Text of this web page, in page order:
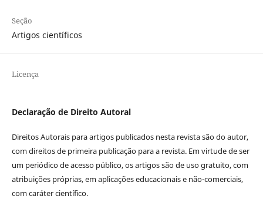
Seção
Artigos científicos
Licença
Declaração de Direito Autoral
Direitos Autorais para artigos publicados nesta revista são do autor,
com direitos de primeira publicação para a revista. Em virtude de ser
um periódico de acesso público, os artigos são de uso gratuito, com
atribuições próprias, em aplicações educacionais e não-comerciais,
com caráter científico.